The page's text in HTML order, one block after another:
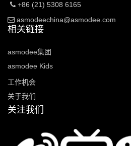
+86 (21) 5308 6165
asmodeechina@asmodee.com
相关链接
asmodee集团
asmodee Kids
工作机会
关于我们
关注我们